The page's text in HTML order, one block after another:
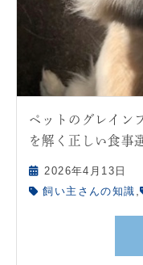
ペットのグレイン
を解く正しい食事
2026年4月13日
飼い主さんの知識 ,